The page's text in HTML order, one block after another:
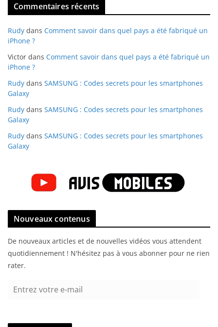
Commentaires récents
Rudy dans Comment savoir dans quel pays a été fabriqué un
iPhone ?
Victor dans Comment savoir dans quel pays a été fabriqué un
iPhone ?
Rudy dans SAMSUNG : Codes secrets pour les smartphones
Galaxy
Rudy dans SAMSUNG : Codes secrets pour les smartphones
Galaxy
Rudy dans SAMSUNG : Codes secrets pour les smartphones
Galaxy
Nouveaux contenus
De nouveaux articles et de nouvelles vidéos vous attendent
quotidiennement ! N'hésitez pas à vous abonner pour ne rien
rater.
r